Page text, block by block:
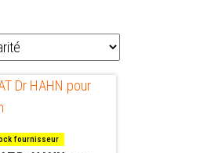
fournisseur